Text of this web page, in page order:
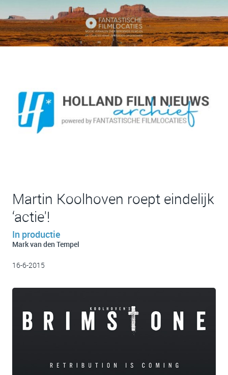
Martin Koolhoven roept eindelijk
‘actie'!
In productie
Mark van den Tempel
16-6-2015